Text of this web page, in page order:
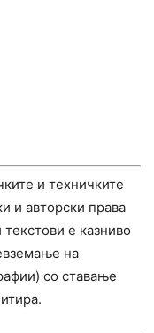
и техничките
и авторски права
е казниво
на
со ставање